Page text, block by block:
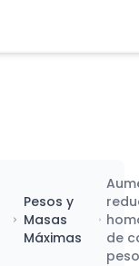
Pesos y
Masas
Máximas
de